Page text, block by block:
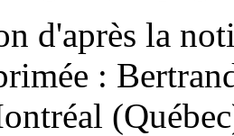
d'après la
: